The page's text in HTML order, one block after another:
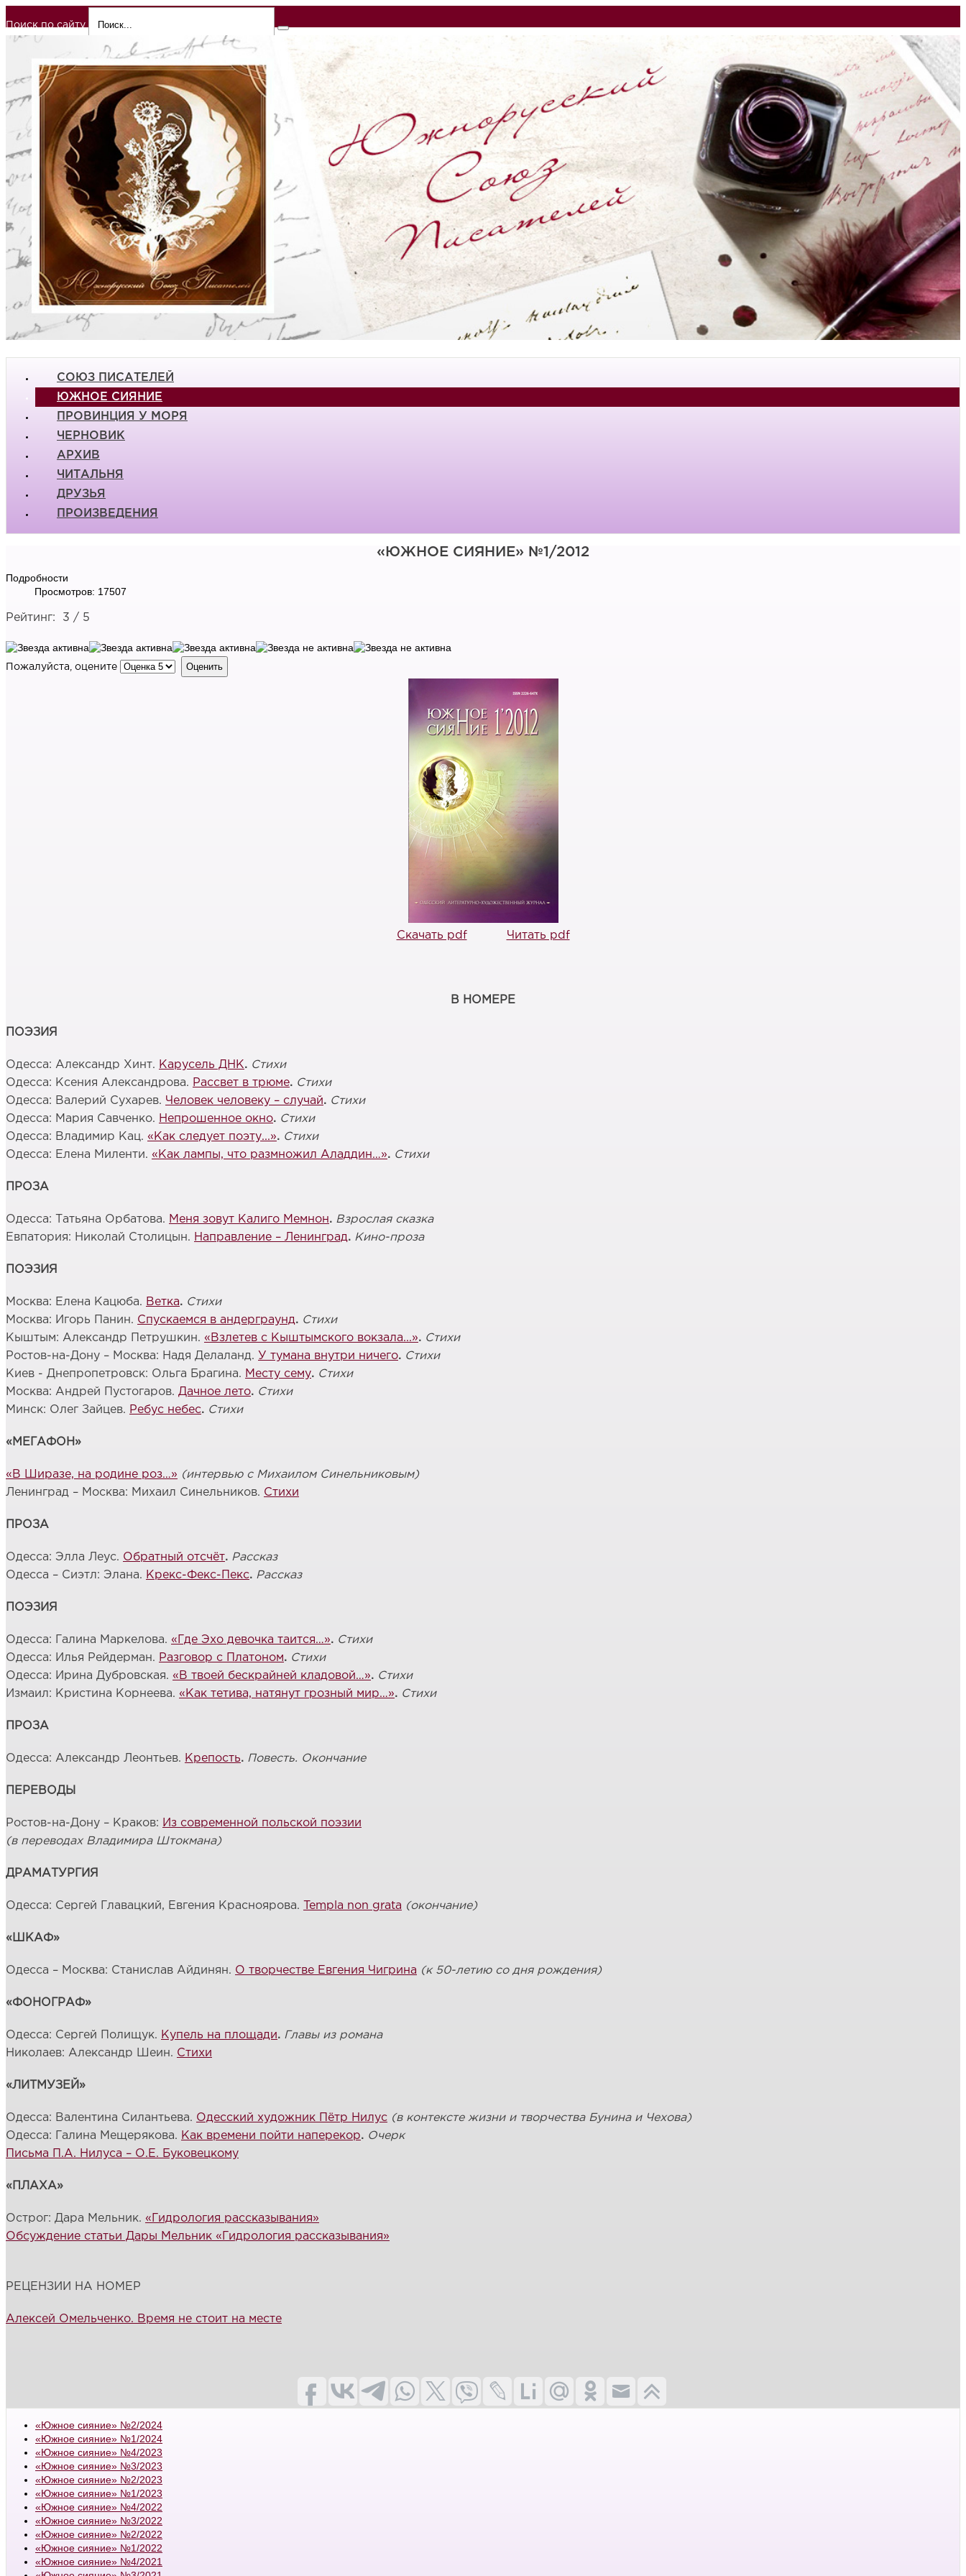
Поиск по сайту
СОЮЗ ПИСАТЕЛЕЙ
ЮЖНОЕ СИЯНИЕ
ПРОВИНЦИЯ У МОРЯ
ЧЕРНОВИК
АРХИВ
ЧИТАЛЬНЯ
ДРУЗЬЯ
ПРОИЗВЕДЕНИЯ
«ЮЖНОЕ СИЯНИЕ» №1/2012
Подробности
Просмотров: 17507
Рейтинг: 3 / 5
Пожалуйста, оцените
Скачать pdf Читать pdf
В НОМЕРЕ
ПОЭЗИЯ
Одесса: Александр Хинт. Карусель ДНК . Стихи
Одесса: Ксения Александрова. Рассвет в трюме. Стихи
Одесса: Валерий Сухарев. Человек человеку – случай. Стихи
Одесса: Мария Савченко. Непрошенное окно. Стихи
Одесса: Владимир Кац. «Как следует поэту...». Стихи
Одесса: Елена Миленти. «Как лампы, что размножил Аладдин…». Стихи
ПРОЗА
Одесса: Татьяна Орбатова. Меня зовут Калиго Мемнон. Взрослая сказка
Евпатория: Николай Столицын. Направление – Ленинград. Кино-проза
ПОЭЗИЯ
Москва: Елена Кацюба. Ветка. Стихи
Москва: Игорь Панин. Спускаемся в андерграунд. Стихи
Кыштым: Александр Петрушкин. «Взлетев с Кыштымского вокзала...». Стихи
Ростов-на-Дону – Москва: Надя Делаланд. У тумана внутри ничего. Стихи
Киев - Днепропетровск: Ольга Брагина. Месту сему. Стихи
Москва: Андрей Пустогаров. Дачное лето. Стихи
Минск: Олег Зайцев. Ребус небес. Стихи
«МЕГАФОН»
«В Ширазе, на родине роз…» (интервью с Михаилом Синельниковым)
Ленинград – Москва: Михаил Синельников. Стихи
ПРОЗА
Одесса: Элла Леус. Обратный отсчёт. Рассказ
Одесса – Сиэтл: Элана. Крекс-Фекс-Пекс. Рассказ
ПОЭЗИЯ
Одесса: Галина Маркелова. «Где Эхо девочка таится…». Стихи
Одесса: Илья Рейдерман. Разговор с Платоном. Стихи
Одесса: Ирина Дубровская. «В твоей бескрайней кладовой…». Стихи
Измаил: Кристина Корнеева. «Как тетива, натянут грозный мир…». Стихи
ПРОЗА
Одесса: Александр Леонтьев. Крепость. Повесть. Окончание
ПЕРЕВОДЫ
Ростов-на-Дону – Краков: Из современной польской поэзии
(в переводах Владимира Штокмана)
ДРАМАТУРГИЯ
Одесса: Сергей Главацкий, Евгения Красноярова. Templa non grata (окончание)
«ШКАФ»
Одесса – Москва: Станислав Айдинян. О творчестве Евгения Чигрина (к 50-летию со дня рождения)
«ФОНОГРАФ»
Одесса: Сергей Полищук. Купель на площади. Главы из романа
Николаев: Александр Шеин. Стихи
«ЛИТМУЗЕЙ»
Одесса: Валентина Силантьева. Одесский художник Пётр Нилус (в контексте жизни и творчества Бунина и Чехова)
Одесса: Галина Мещерякова. Как времени пойти наперекор. Очерк
Письма П.А. Нилуса – О.Е. Буковецкому
«ПЛАХА»
Острог: Дара Мельник. «Гидрология рассказывания»
Обсуждение статьи Дары Мельник «Гидрология рассказывания»
РЕЦЕНЗИИ НА НОМЕР
Алексей Омельченко. Время не стоит на месте
«Южное сияние» №2/2024
«Южное сияние» №1/2024
«Южное сияние» №4/2023
«Южное сияние» №3/2023
«Южное сияние» №2/2023
«Южное сияние» №1/2023
«Южное сияние» №4/2022
«Южное сияние» №3/2022
«Южное сияние» №2/2022
«Южное сияние» №1/2022
«Южное сияние» №4/2021